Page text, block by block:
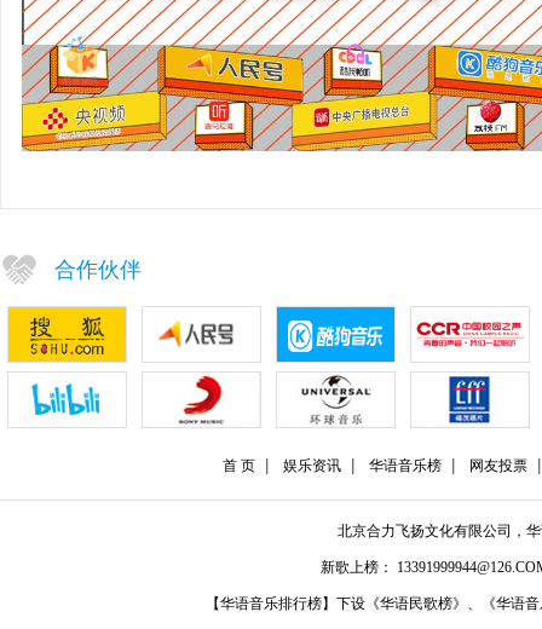
合作伙伴
首 页 娱乐资讯 华语音乐榜 网友投票
北京合力飞扬文化有限公司，
新歌上榜：
【华语音乐排行榜】下设《华语民歌榜》、《华语